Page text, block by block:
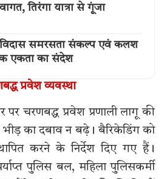
तिरंगा यात्रा से गूंजा
समरसता संकल्प एवं कलश
एकता का संदेश
प्रवेश व्यवस्था
पर चरणबद्ध प्रवेश प्रणाली लागू की
का दबाव न बढ़े। बैरिकेडिंग को
करने के निर्देश दिए गए हैं।
पुलिस बल, महिला पुलिसकर्मी